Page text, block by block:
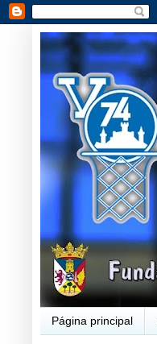
Página principal